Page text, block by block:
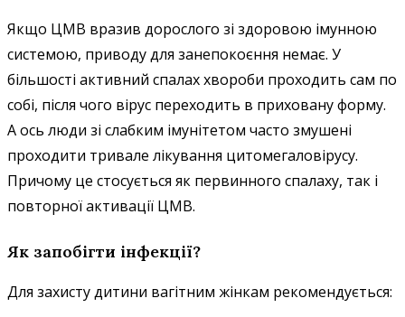
Якщо ЦМВ вразив дорослого зі здоровою імунною
системою, приводу для занепокоєння немає. У
більшості активний спалах хвороби проходить сам по
собі, після чого вірус переходить в приховану форму.
А ось люди зі слабким імунітетом часто змушені
проходити тривале лікування цитомегаловірусу.
Причому це стосується як первинного спалаху, так і
повторної активації ЦМВ.
Як запобігти інфекції?
Для захисту дитини вагітним жінкам рекомендується: